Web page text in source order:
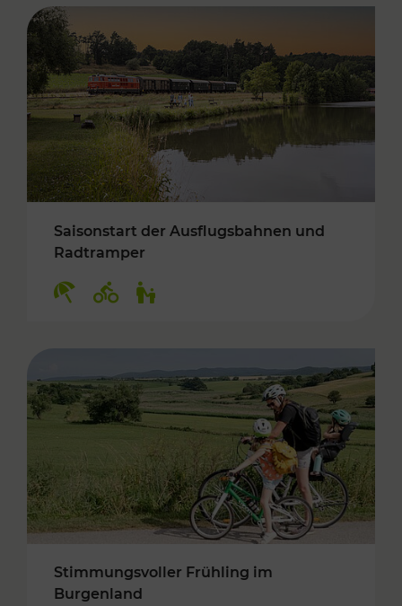
Saisonstart der Ausflugsbahnen und
Radtramper
Stimmungsvoller Frühling im
Burgenland